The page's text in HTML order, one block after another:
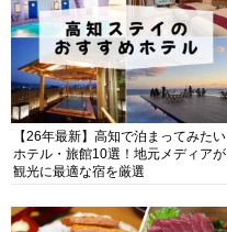
【26年最新】高知で泊まってみたい
ホテル・旅館10選！地元メディアが
観光に最適な宿を厳選